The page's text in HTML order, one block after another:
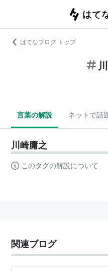
はてなブログ トップ
言葉の解説 ネットで話
川崎庸之
このタグの解説について
関連ブログ